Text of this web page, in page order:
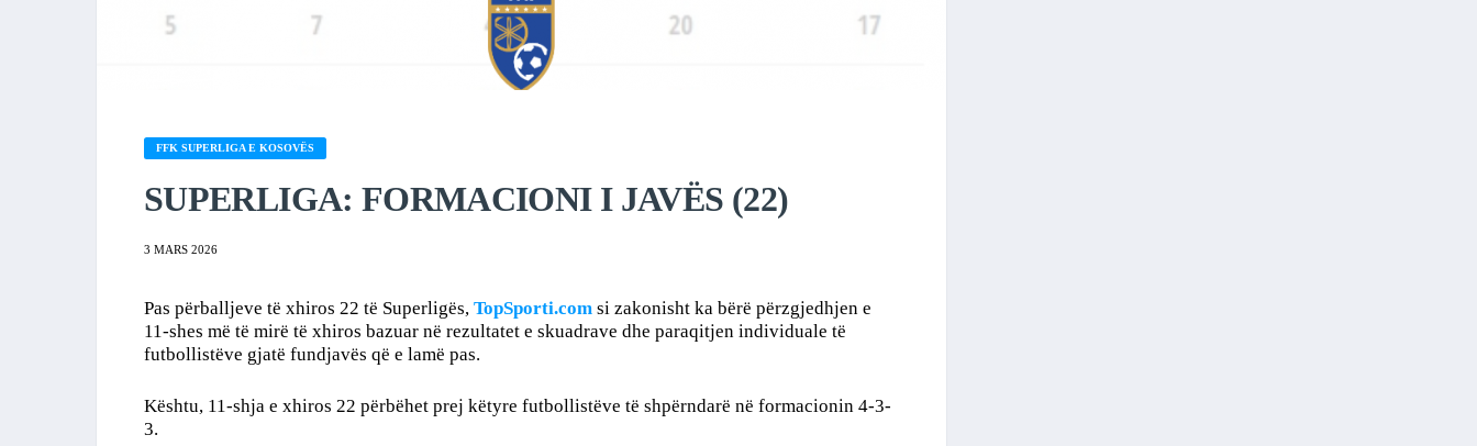
FFK SUPERLIGA E KOSOVËS
SUPERLIGA: FORMACIONI I JAVËS (22)
3 MARS 2026
Pas përballjeve të xhiros 22 të Superligës, TopSporti.com si zakonisht ka bërë përzgjedhjen e
11-shes më të mirë të xhiros bazuar në rezultatet e skuadrave dhe paraqitjen individuale të
futbollistëve gjatë fundjavës që e lamë pas.
Kështu, 11-shja e xhiros 22 përbëhet prej këtyre futbollistëve të shpërndarë në formacionin 4-3-
3.